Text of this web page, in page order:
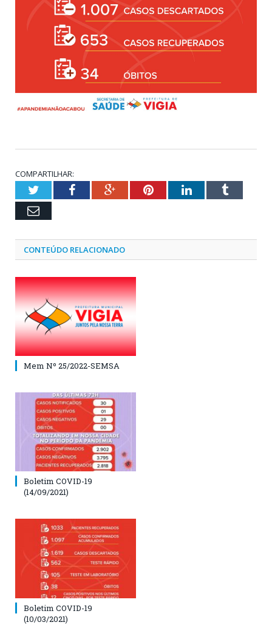
COMPARTILHAR:
TwitterFacebookGoogle+PinterestLinkedInTumblr
Email
CONTEÚDO RELACIONADO
Mem Nº 25/2022-SEMSA
Boletim COVID-19
(14/09/2021)
Boletim COVID-19
(10/03/2021)